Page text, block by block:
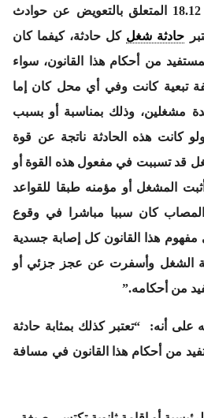
المادة 3 من القانون رقم 18.12 المتعلق بالتعويض عن حوادث
حادثة شغل كل حادثة، كيفما كان
من أحكام هذا القانون، سواء
تبعية كانت وفي أي محل كان إما
مشغلين، وذلك بمناسبة أو بسبب
كانت هذه الحادثة ناتجة عن قوة
قد تسببت في مفعول هذه القوة أو
المشغل أو مؤمنه طبقا للقواعد
كان سببا مباشرا في وقوع
مفهوم هذا القانون كل إصابة جسدية
الشغل وأسفرت عن عجز جزئي أو
من أحكامه.”
نصت المادة 4 منه على أنه: “تعتبر كذلك بمثابة حادثة
من أحكام هذا القانون في مسافة